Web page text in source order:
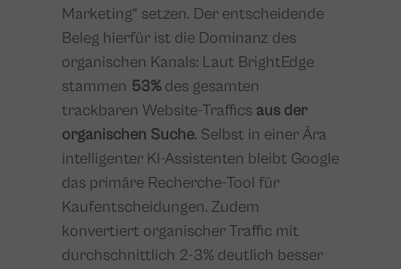
Marketing“ setzen. Der entscheidende
Beleg hierfür ist die Dominanz des
organischen Kanals: Laut BrightEdge
stammen 53% des gesamten
trackbaren Website-Traffics aus der
organischen Suche. Selbst in einer Ära
intelligenter KI-Assistenten bleibt Google
das primäre Recherche-Tool für
Kaufentscheidungen. Zudem
konvertiert organischer Traffic mit
durchschnittlich 2-3% deutlich besser